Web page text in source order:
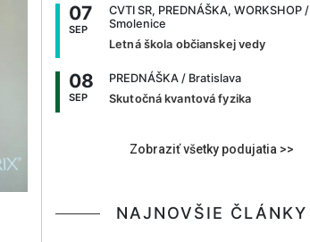
07
SEP
CVTI SR, PREDNÁŠKA, WORKSHOP /
Smolenice
Letná škola občianskej vedy
08
SEP
PREDNÁŠKA / Bratislava
Skutočná kvantová fyzika
Zobraziť všetky podujatia >>
NAJNOVŠIE ČLÁNKY